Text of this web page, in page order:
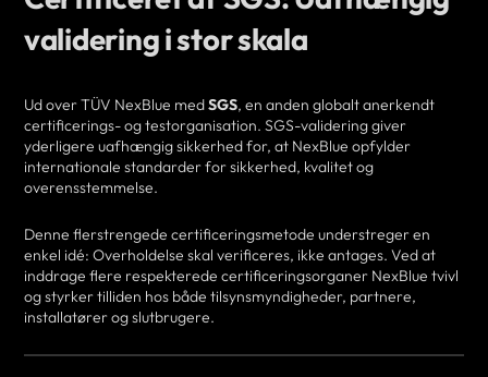
validering i stor skala
Ud over TÜV NexBlue medSGS, en anden globalt anerkendt
certificerings- og testorganisation. SGS-validering giver
yderligere uafhængig sikkerhed for, at NexBlue opfylder
internationale standarder for sikkerhed, kvalitet og
overensstemmelse.
Denne flerstrengede certificeringsmetode understreger en
enkel idé: Overholdelse skal verificeres, ikke antages. Ved at
inddrage flere respekterede certificeringsorganer NexBlue tvivl
og styrker tilliden hos både tilsynsmyndigheder, partnere,
installatører og slutbrugere.